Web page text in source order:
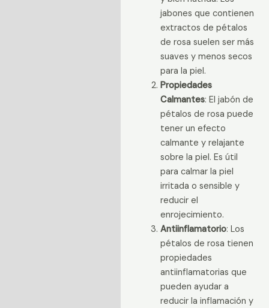
jabones que contienen
extractos de pétalos
de rosa suelen ser más
suaves y menos secos
para la piel.
Propiedades
Calmantes: El jabón de
pétalos de rosa puede
tener un efecto
calmante y relajante
sobre la piel. Es útil
para calmar la piel
irritada o sensible y
reducir el
enrojecimiento.
Antiinflamatorio: Los
pétalos de rosa tienen
propiedades
antiinflamatorias que
pueden ayudar a
reducir la inflamación y